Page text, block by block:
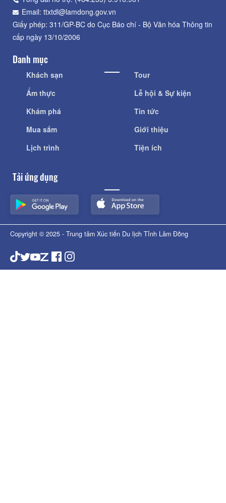
Email: ttxtdl@lamdong.gov.vn
Giấy phép: 311/GP-BC do Cục Báo chí - Bộ Văn hóa Thông tin
cấp ngày 13/10/2006
Danh mục
Khách sạn
Ẩm thực
Khám phá
Mua sắm
Lịch trình
Tour
Lễ hội & Sự kiện
Tin tức
Giới thiệu
Tiện ích
Tải ứng dụng
Copyright © 2025 - Trung tâm Xúc tiến Du lịch Tỉnh Lâm Đồng